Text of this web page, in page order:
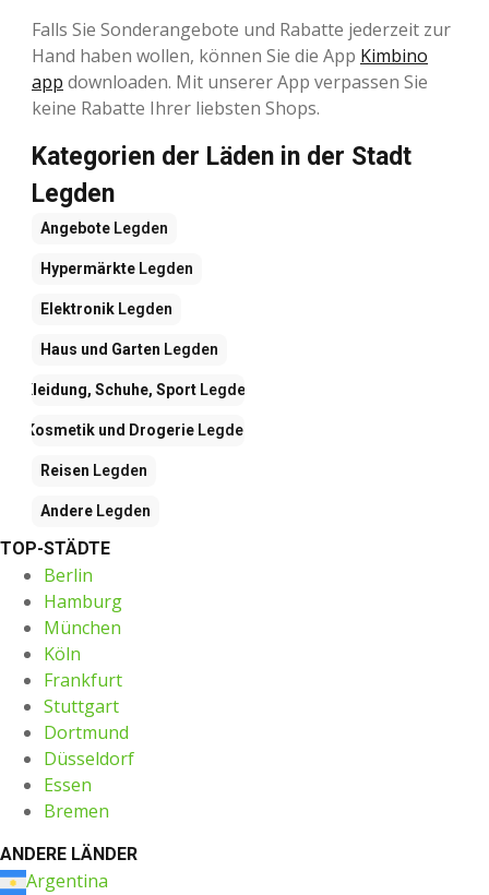
Falls Sie Sonderangebote und Rabatte jederzeit zur
Hand haben wollen, können Sie die App Kimbino
app downloaden. Mit unserer App verpassen Sie
keine Rabatte Ihrer liebsten Shops.
Kategorien der Läden in der Stadt
Legden
Angebote Legden
Hypermärkte Legden
Elektronik Legden
Haus und Garten Legden
Kleidung, Schuhe, SportLegden
Kosmetik und DrogerieLegden
Reisen Legden
Andere Legden
TOP-STÄDTE
Berlin
Hamburg
München
Köln
Frankfurt
Stuttgart
Dortmund
Düsseldorf
Essen
Bremen
ANDERE LÄNDER
Argentina